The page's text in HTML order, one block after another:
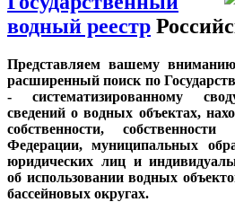
водный реестр
Представляем вашему
расширенный поиск по
- систематизированному
сведений о водных объектах,
собственности,
Федерации, муниципальных
юридических лиц и
об использовании водных
бассейновых округах.